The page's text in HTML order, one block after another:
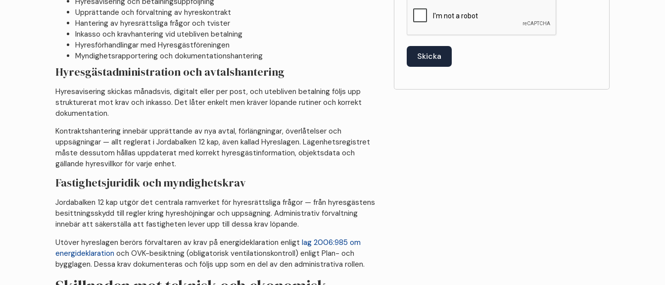
Upprättande och förvaltning av hyreskontrakt
Hantering av hyresrättsliga frågor och tvister
Inkasso och kravhantering vid utebliven betalning
Hyresförhandlingar med Hyresgästföreningen
Myndighetsrapportering och dokumentationshantering
Hyresgästadministration och avtalshantering
Hyresavisering skickas månadsvis, digitalt eller per post, och utebliven betalning följs upp
strukturerat mot krav och inkasso. Det låter enkelt men kräver löpande rutiner och korrekt
dokumentation.
Kontraktshantering innebär upprättande av nya avtal, förlängningar, överlåtelser och
uppsägningar — allt reglerat i Jordabalken 12 kap, även kallad Hyreslagen. Lägenhetsregistret
måste dessutom hållas uppdaterat med korrekt hyresgästinformation, objektsdata och
gällande hyresvillkor för varje enhet.
Fastighetsjuridik och myndighetskrav
Jordabalken 12 kap utgör det centrala ramverket för hyresrättsliga frågor — från hyresgästens
besittningsskydd till regler kring hyreshöjningar och uppsägning. Administrativ förvaltning
innebär att säkerställa att fastigheten lever upp till dessa krav löpande.
Utöver hyreslagen berörs förvaltaren av krav på energideklaration enligt lag 2006:985 om
energideklaration och OVK-besiktning (obligatorisk ventilationskontroll) enligt Plan- och
bygglagen. Dessa krav dokumenteras och följs upp som en del av den administrativa rollen.
Skicka